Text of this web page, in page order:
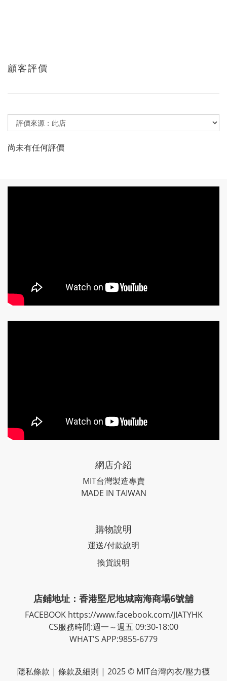
顧客評價
尚未有任何評價
網店介紹
MIT台灣製造專賣
MADE IN TAIWAN
購物說明
運送/付款說明
換貨說明
店鋪地址：香港堅尼地城南海商場6號舖
FACEBOOK https://www.facebook.com/JIATYHK
CS服務時間:週一～週五 09:30-18:00
WHAT'S APP:9855-6779
隱私條款 | 條款及細則 | 2025 © MIT台灣內衣/壓力襪